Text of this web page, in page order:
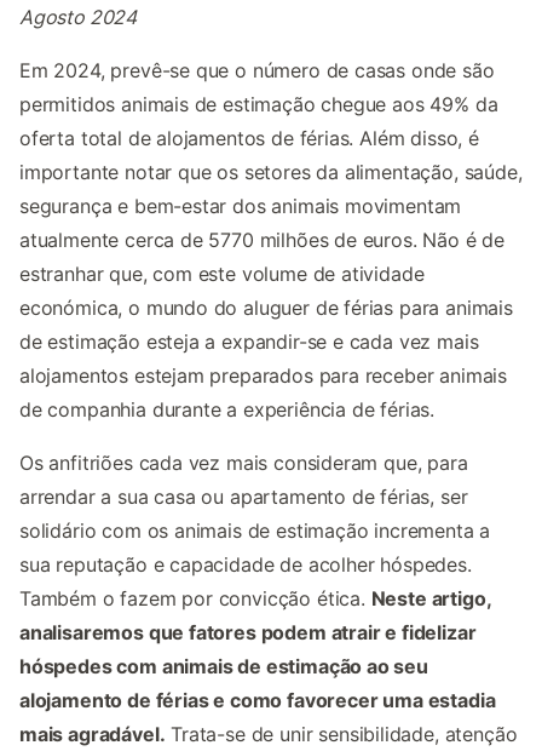
Agosto 2024
Em 2024, prevê-se que o número de casas onde são
permitidos animais de estimação chegue aos 49% da
oferta total de alojamentos de férias. Além disso, é
importante notar que os setores da alimentação, saúde,
segurança e bem-estar dos animais movimentam
atualmente cerca de 5770 milhões de euros. Não é de
estranhar que, com este volume de atividade
económica, o mundo do aluguer de férias para animais
de estimação esteja a expandir-se e cada vez mais
alojamentos estejam preparados para receber animais
de companhia durante a experiência de férias.
Os anfitriões cada vez mais consideram que, para
arrendar a sua casa ou apartamento de férias, ser
solidário com os animais de estimação incrementa a
sua reputação e capacidade de acolher hóspedes.
Também o fazem por convicção ética. Neste artigo,
analisaremos que fatores podem atrair e fidelizar
hóspedes com animais de estimação ao seu
alojamento de férias e como favorecer uma estadia
mais agradável. Trata-se de unir sensibilidade, atenção